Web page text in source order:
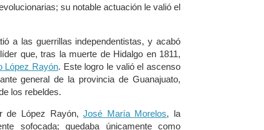
su notable actuación le valió el
a las guerrillas independentistas, y acabó
que, tras la muerte de Hidalgo en 1811,
López Rayón. Este logro le valió el ascenso
general de la provincia de Guanajuato,
los rebeldes.
de López Rayón,José María Morelos, la
sofocada; quedaba únicamente como